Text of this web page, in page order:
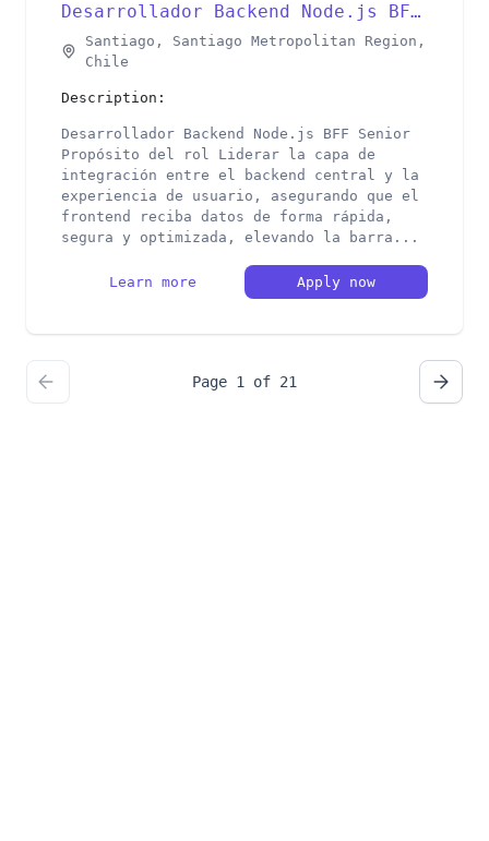
Desarrollador Backend Node.js BFF Senior
Santiago, Santiago Metropolitan Region,
Chile
Description:
Desarrollador Backend Node.js BFF Senior
Propósito del rol Liderar la capa de
integración entre el backend central y la
experiencia de usuario, asegurando que el
frontend reciba datos de forma rápida,
segura y optimizada, elevando la barra...
Learn more Apply now
Page 1 of 21